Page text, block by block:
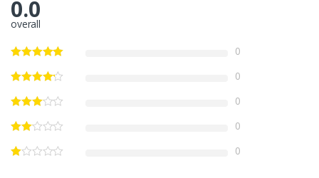
0.0
overall
0
0
0
0
0